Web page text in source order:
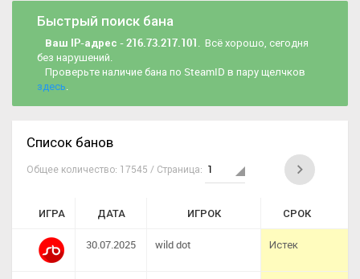
Быстрый поиск бана
Ваш IP-адрес - 216.73.217.101. Всё хорошо, сегодня
без нарушений.
Проверьте наличие бана по SteamID в пару щелчков
здесь.
Список банов
Общее количество: 17545 / Страница:
ИГРА ДАТА ИГРОК СРОК
30.07.2025 wild dot Истек